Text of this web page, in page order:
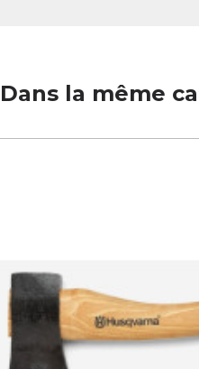
Dans la même